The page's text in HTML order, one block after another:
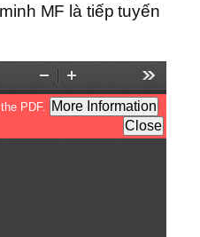
MF là tiếp tuyến